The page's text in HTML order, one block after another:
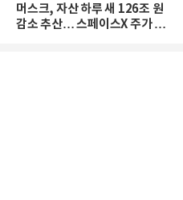
머스크, 자산 하루 새 126조 원
감소 추산… 스페이스X 주가 하